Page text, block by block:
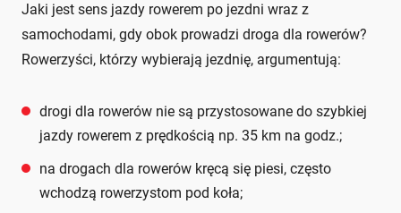
Jaki jest sens jazdy rowerem po jezdni wraz z
samochodami, gdy obok prowadzi droga dla rowerów?
Rowerzyści, którzy wybierają jezdnię, argumentują:
drogi dla rowerów nie są przystosowane do szybkiej
jazdy rowerem z prędkością np. 35 km na godz.;
na drogach dla rowerów kręcą się piesi, często
wchodzą rowerzystom pod koła;